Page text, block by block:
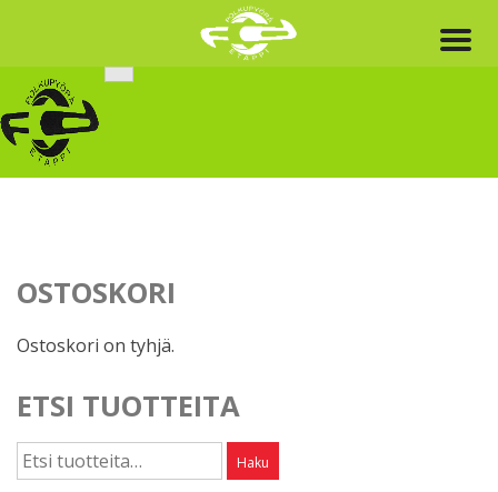
content
OSTOSKORI
Ostoskori on tyhjä.
ETSI TUOTTEITA
Etsi: Haku